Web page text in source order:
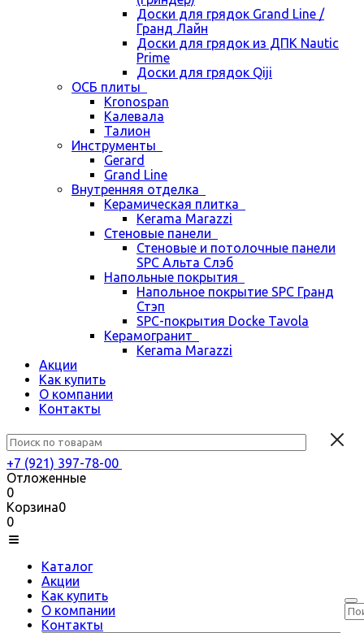
Доски для грядок Grand Line /
Гранд Лайн
Доски для грядок из ДПК Nautic
Prime
Доски для грядок Qiji
ОСБ плиты
Kronospan
Калевала
Талион
Инструменты
Gerard
Grand Line
Внутренняя отделка
Керамическая плитка
Kerama Marazzi
Стеновые панели
Стеновые и потолочные панели
SPC Альта Слэб
Напольные покрытия
Напольное покрытие SPC Гранд
Стэп
SPC-покрытия Docke Tavola
Керамогранит
Kerama Marazzi
Акции
Как купить
О компании
Контакты
+7 (921) 397-78-00
Отложенные
0
Корзина0
0
Каталог
Акции
Как купить
О компании
Контакты